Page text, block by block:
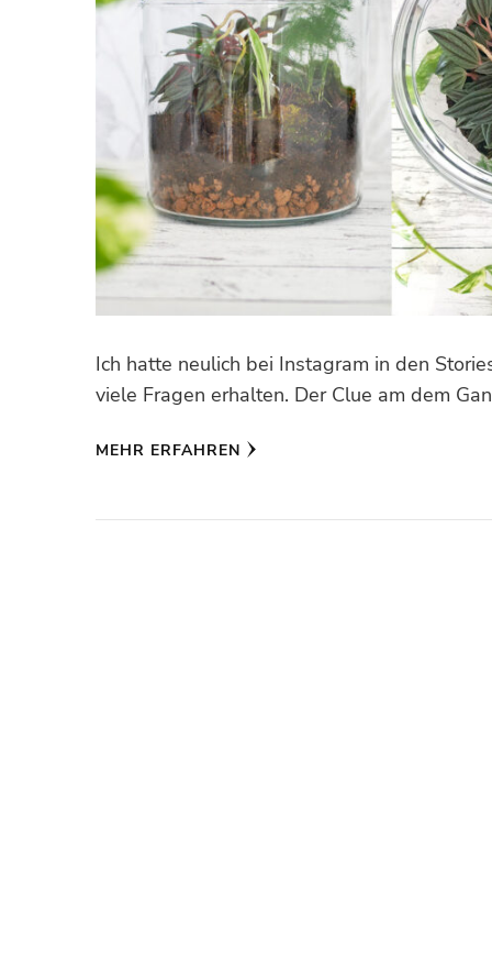
Ich hatte neulich bei Instagram in den
viele Fragen erhalten. Der Clue am dem
MEHR ERFAHREN